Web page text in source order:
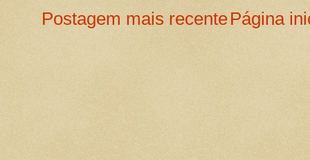
Postagem mais recentePágina